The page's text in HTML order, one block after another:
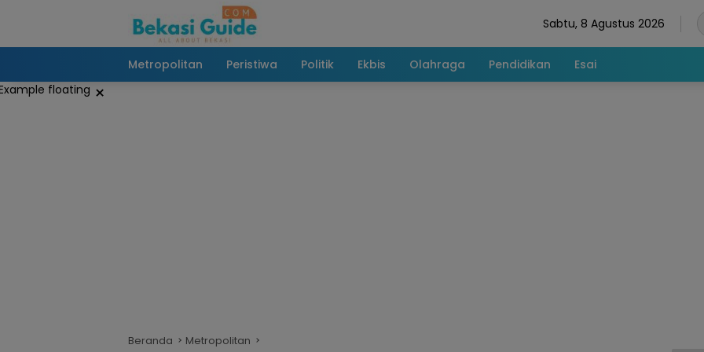
Sabtu, 8 Agustus 2026
Metropolitan Peristiwa Politik Ekbis Olahraga Pendidikan Esai
×
Beranda Metropolitan